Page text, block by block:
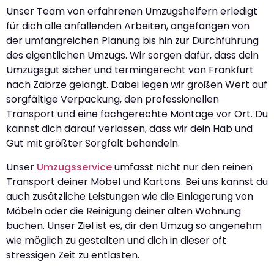
Unser Team von erfahrenen Umzugshelfern erledigt
für dich alle anfallenden Arbeiten, angefangen von
der umfangreichen Planung bis hin zur Durchführung
des eigentlichen Umzugs. Wir sorgen dafür, dass dein
Umzugsgut sicher und termingerecht von Frankfurt
nach Zabrze gelangt. Dabei legen wir großen Wert auf
sorgfältige Verpackung, den professionellen
Transport und eine fachgerechte Montage vor Ort. Du
kannst dich darauf verlassen, dass wir dein Hab und
Gut mit größter Sorgfalt behandeln.
Unser Umzugsserviceumfasst nicht nur den reinen
Transport deiner Möbel und Kartons. Bei uns kannst du
auch zusätzliche Leistungen wie die Einlagerung von
Möbeln oder die Reinigung deiner alten Wohnung
buchen. Unser Ziel ist es, dir den Umzug so angenehm
wie möglich zu gestalten und dich in dieser oft
stressigen Zeit zu entlasten.